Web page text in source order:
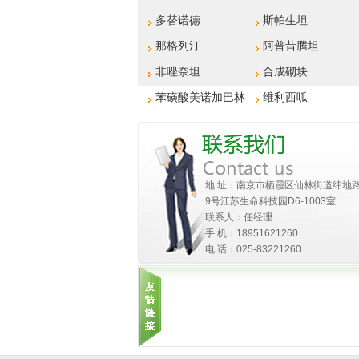
多替诺德 斯帕生坦
那格列汀 阿普昔腾坦
非唑奈坦 合成砌块
苯磺酸美诺加巴林 维利西呱
地 址：南京市栖霞区仙林街道纬地
9号江苏生命科技园D6-1003室
联系人：任经理
手 机：18951621260
电 话：025-83221260